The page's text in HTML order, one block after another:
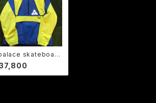
palace skateboard
-パレススケートボー
P-DURA SHELL T
LIME/NAVY